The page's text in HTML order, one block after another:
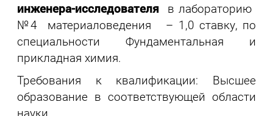
инженера-исследователя в лабораторию
№4 материаловедения – 1,0 ставку, по
специальности Фундаментальная и
прикладная химия.
Требования к квалификации: Высшее
образование в соответствующей области